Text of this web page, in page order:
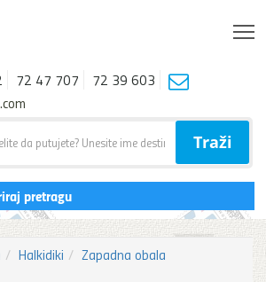
72 47 707
72 39 603
Traži
pretragu
Halkidiki
Zapadna obala